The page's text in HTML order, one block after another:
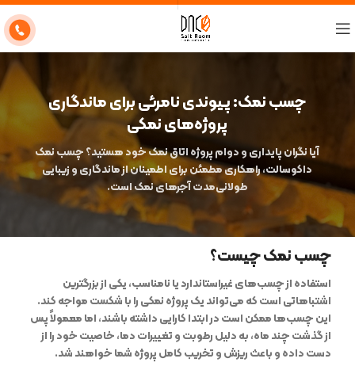
چسب نمک: پیوندی نامرئی برای ماندگاری
پروژه‌های نمکی
آیا نگران پایداری و دوام پروژه اتاق نمک خود هستید؟ چسب نمک
داکوسالت، راهکاری مطمئن برای اطمینان از ماندگاری و زیبایی
طولانی‌مدت آجرهای نمک است.
چسب نمک چیست؟
استفاده از چسب‌های غیراستاندارد یا نامناسب، یکی از بزرگترین
اشتباهاتی است که می‌تواند یک پروژه نمکی را با شکست مواجه کند.
این چسب‌ها ممکن است در ابتدا کارایی داشته باشند، اما معمولاً پس
از گذشت چند ماه، به دلیل رطوبت و تغییرات دما، خاصیت خود را از
دست داده و باعث ریزش و تخریب کامل پروژه شما خواهند شد.